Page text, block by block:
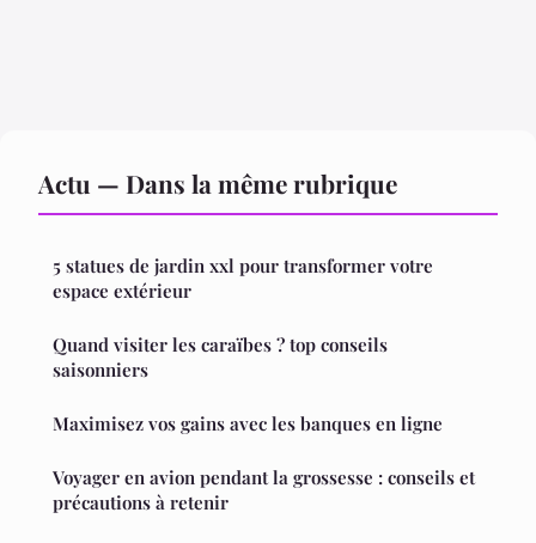
Actu — Dans la même rubrique
5 statues de jardin xxl pour transformer votre
espace extérieur
Quand visiter les caraïbes ? top conseils
saisonniers
Maximisez vos gains avec les banques en ligne
Voyager en avion pendant la grossesse : conseils et
précautions à retenir